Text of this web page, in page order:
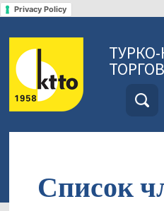
Privacy Policy
Список